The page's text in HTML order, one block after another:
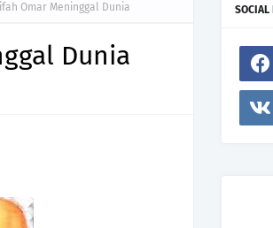
Omar Meninggal Dunia
Dunia
SOCIAL